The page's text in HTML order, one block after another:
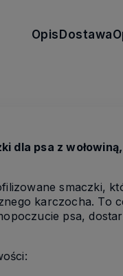
Opis Dostawa
dla psa z
smaczki,
karczocha. To
psa,